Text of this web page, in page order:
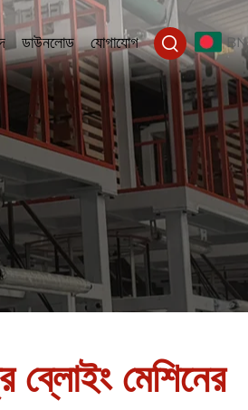
ডাউনলোড যোগাযোগ BN
ব্লোইং মেশিনের